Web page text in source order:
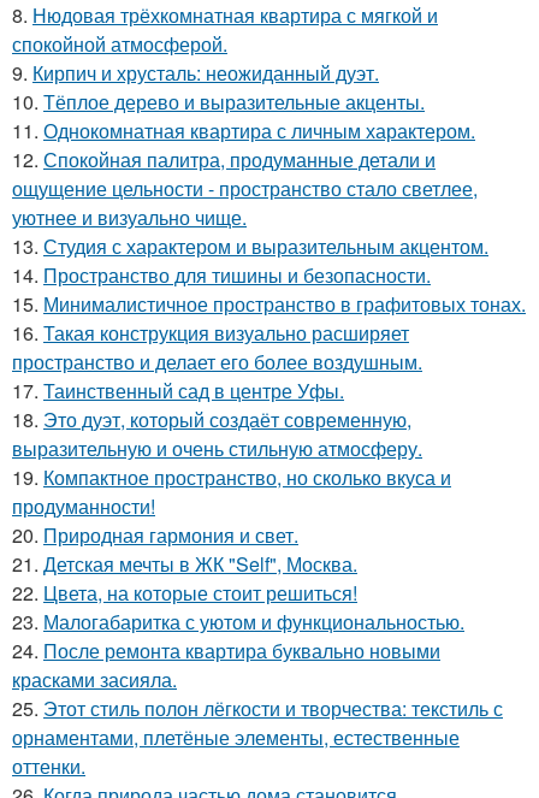
8. Нюдовая трёхкомнатная квартира с мягкой и
спокойной атмосферой.
9. Кирпич и хрусталь: неожиданный дуэт.
10. Тёплое дерево и выразительные акценты.
11. Однокомнатная квартира с личным характером.
12. Спокойная палитра, продуманные детали и
ощущение цельности - пространство стало светлее,
уютнее и визуально чище.
13. Студия с характером и выразительным акцентом.
14. Пространство для тишины и безопасности.
15. Минималистичное пространство в графитовых тонах.
16. Такая конструкция визуально расширяет
пространство и делает его более воздушным.
17. Таинственный сад в центре Уфы.
18. Это дуэт, который создаёт современную,
выразительную и очень стильную атмосферу.
19. Компактное пространство, но сколько вкуса и
продуманности!
20. Природная гармония и свет.
21. Детская мечты в ЖК "Self", Москва.
22. Цвета, на которые стоит решиться!
23. Малогабаритка с уютом и функциональностью.
24. После ремонта квартира буквально новыми
красками засияла.
25. Этот стиль полон лёгкости и творчества: текстиль с
орнаментами, плетёные элементы, естественные
оттенки.